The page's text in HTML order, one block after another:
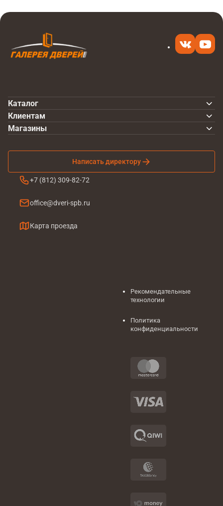
Каталог
Клиентам
Написать директору
+7 (812) 309-82-72
office@dveri-spb.ru
Карта проезда
Магазины
Рекомендательные
технологии
Политика
конфиденциальности